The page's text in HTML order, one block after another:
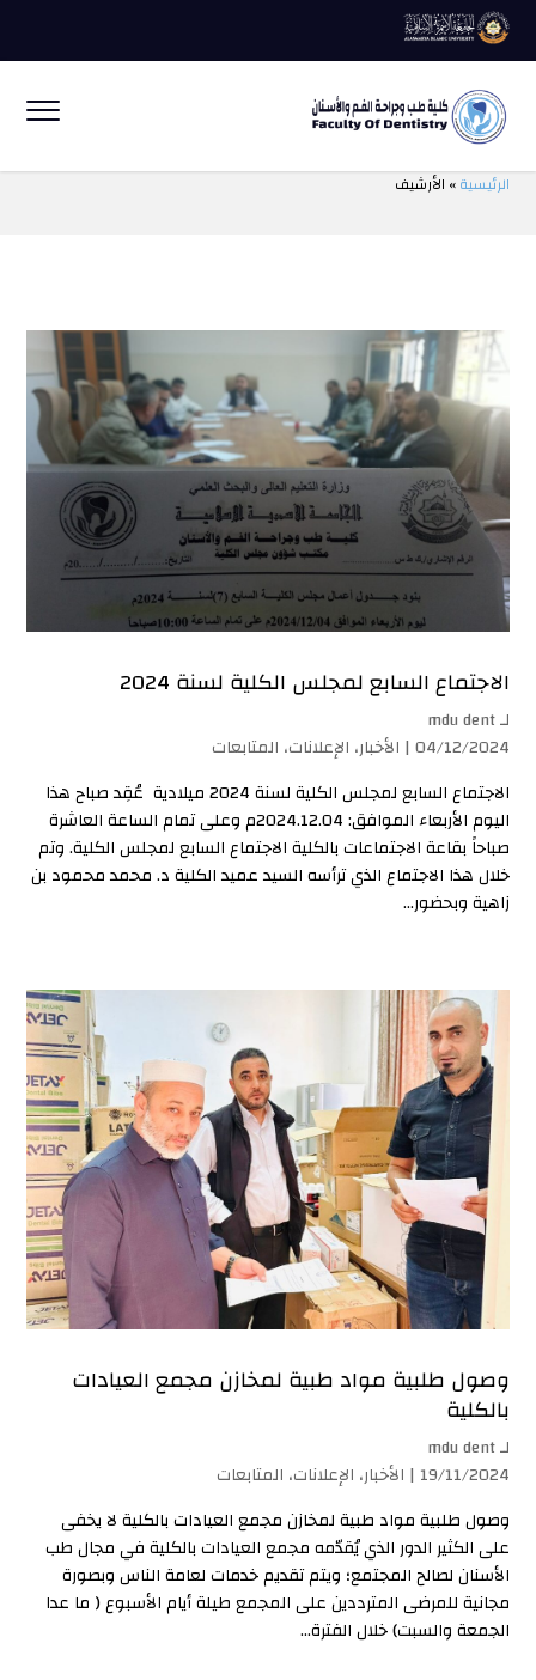
الرئيسية» الأرشيف
الاجتماع السابع لمجلس الكلية لسنة 2024
لـmdu dent
04/12/2024 | الأخبار، الإعلانات، المتابعات
الاجتماع السابع لمجلس الكلية لسنة 2024 ميلادية عُقِد صباح هذا
اليوم الأربعاء الموافق: 2024.12.04م وعلى تمام الساعة العاشرة
صباحاً بقاعة الاجتماعات بالكلية الاجتماع السابع لمجلس الكلية. وتم
خلال هذا الاجتماع الذي ترأسه السيد عميد الكلية د. محمد محمود بن
زاهية وبحضور...
وصول طلبية مواد طبية لمخازن مجمع العيادات
بالكلية
لـmdu dent
19/11/2024 | الأخبار، الإعلانات، المتابعات
وصول طلبية مواد طبية لمخازن مجمع العيادات بالكلية لا يخفى
على الكثير الدور الذي يُقدّمه مجمع العيادات بالكلية في مجال طب
الأسنان لصالح المجتمع؛ ويتم تقديم خدمات لعامة الناس وبصورة
مجانية للمرضى المترددين على المجمع طيلة أيام الأسبوع ( ما عدا
الجمعة والسبت) خلال الفترة...